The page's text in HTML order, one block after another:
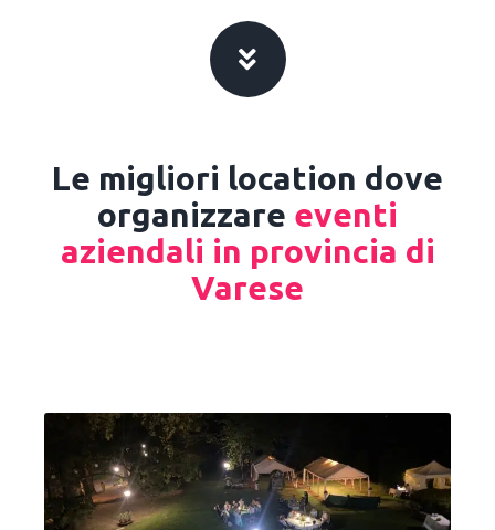
Le migliori location dove
organizzare eventi
aziendali in provincia di
Varese